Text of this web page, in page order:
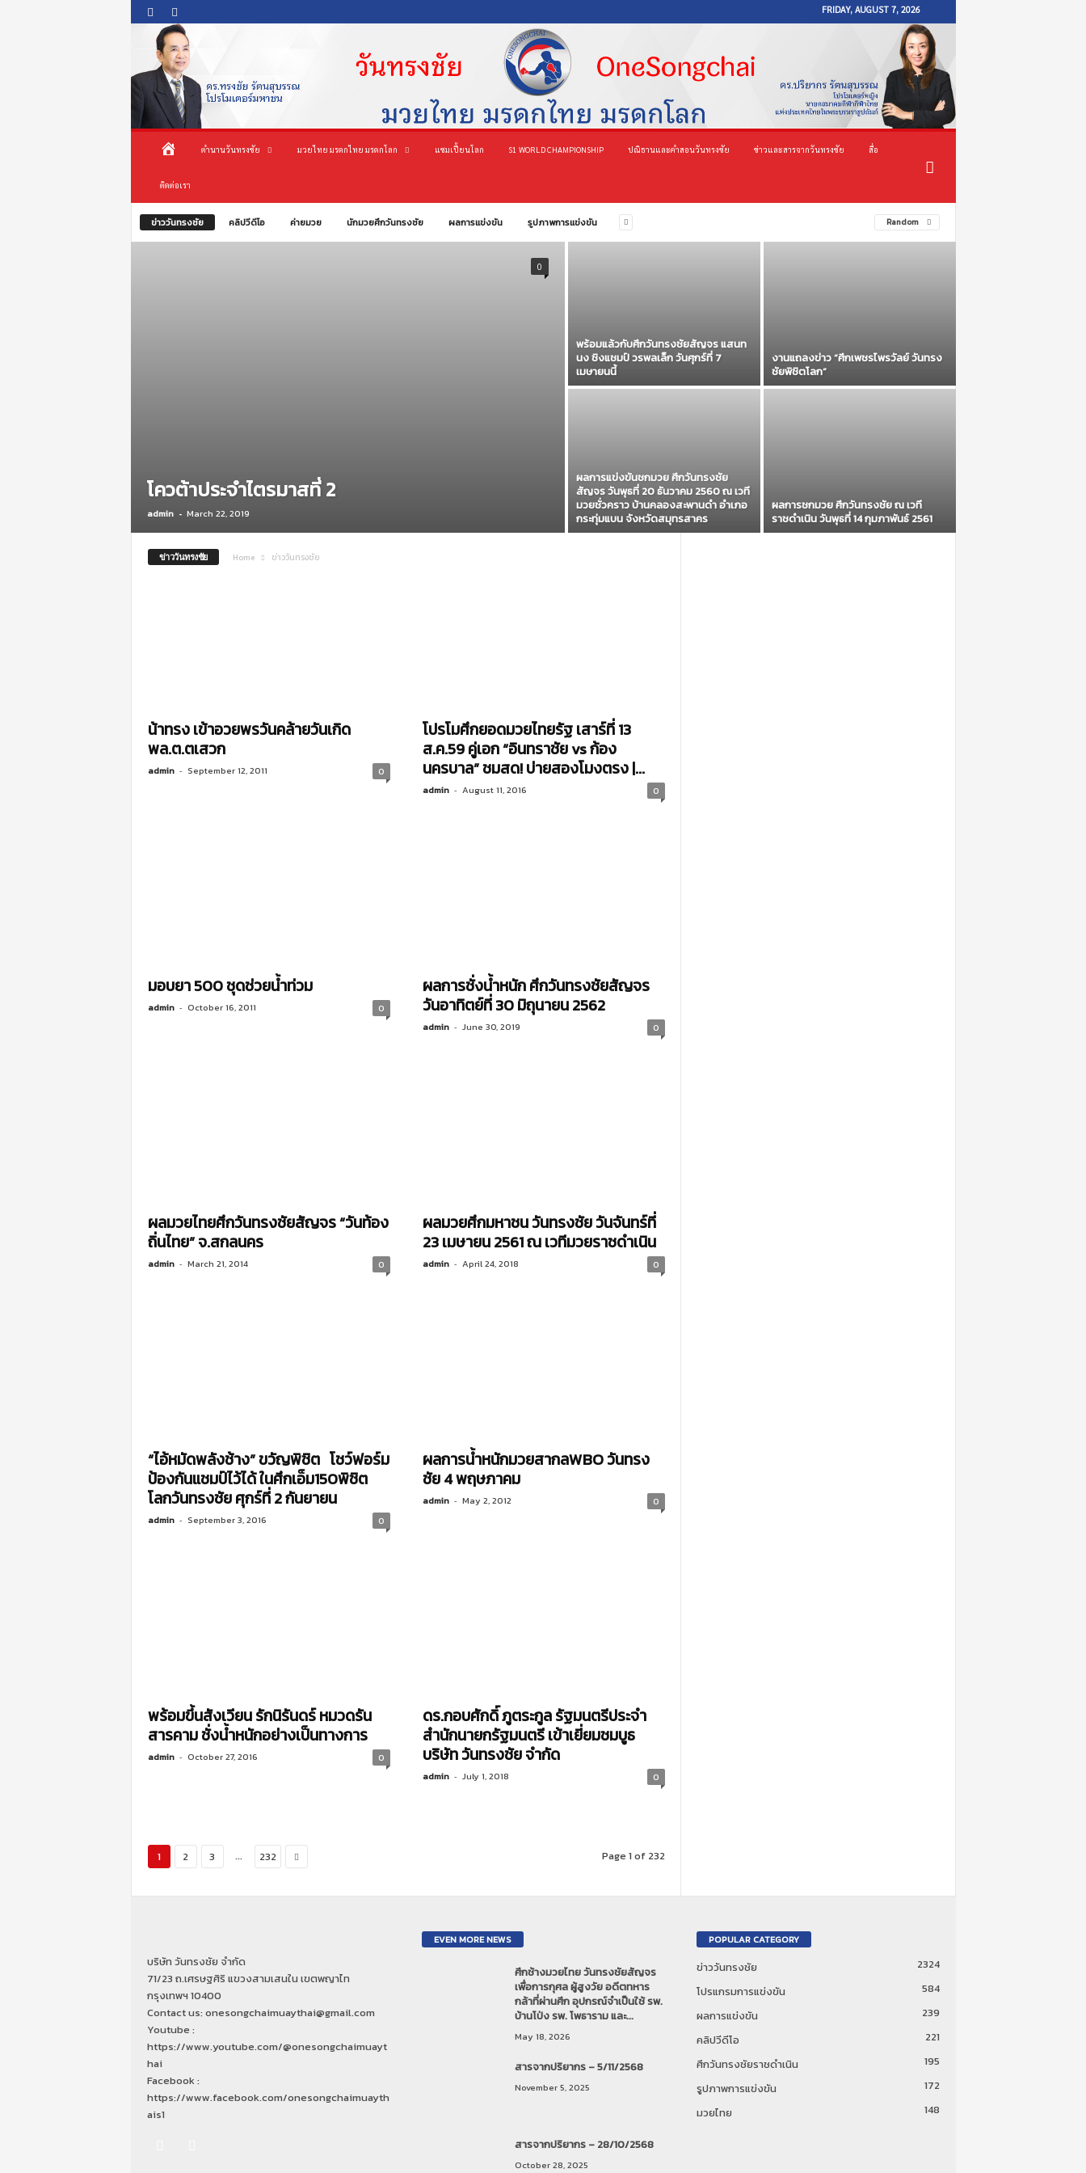
FRIDAY, AUGUST 7, 2026
O
o
น้
า
ตำนานวันทรงชัย มวยไทย มรดกไทย มรดกโลก แชมเปี้ยนโลก S1 WORLD CHAMPIONSHIP ปณิธานและคำสอนวันทรงชัย ข่าวและสารจากวันทรงชัย สื่อ
ติดต่อเรา
ข่าววันทรงชัย คลิปวีดีโอ ค่ายมวย นักมวยศึกวันทรงชัย ผลการแข่งขัน รูปภาพการแข่งขัน Random
โควต้าประจำไตรมาสที่ 2
admin - March 22, 2019
0
พร้อมแล้วกับศึกวันทรงชัยสัญจร แสนท
นง ชิงแชมป์ วรพลเล็ก วันศุกร์ที่ 7
เมษายนนี้
งานแถลงข่าว “ศึกเพชรไพรวัลย์ วันทรง
ชัยพิชิตโลก”
ผลการแข่งขันชกมวย ศึกวันทรงชัย
สัญจร วันพุธที่ 20 ธันวาคม 2560 ณ เวที
มวยชั่วคราว บ้านคลองสะพานดำ อำเภอ
กระทุ่มแบน จังหวัดสมุทรสาคร
ผลการชกมวย ศึกวันทรงชัย ณ เวที
ราชดำเนิน วันพุธที่ 14 กุมภาพันธ์ 2561
ข่าววันทรงชัย Home ข่าววันทรงชัย
น้าทรง เข้าอวยพรวันคล้ายวันเกิด
พล.ต.ตเสวก
admin - September 12, 2011 0
โปรโมศึกยอดมวยไทยรัฐ เสาร์ที่ 13
ส.ค.59 คู่เอก “อินทราชัย vs ก้อง
นครบาล” ชมสด! บ่ายสองโมงตรง |...
admin - August 11, 2016 0
มอบยา 500 ชุดช่วยน้ำท่วม
admin - October 16, 2011 0
ผลการชั่งน้ำหนัก ศึกวันทรงชัยสัญจร
วันอาทิตย์ที่ 30 มิถุนายน 2562
admin - June 30, 2019 0
ผลมวยไทยศึกวันทรงชัยสัญจร “วันท้อง
ถิ่นไทย” จ.สกลนคร‏
admin - March 21, 2014 0
ผลมวยศึกมหาชน วันทรงชัย วันจันทร์ที่
23 เมษายน 2561 ณ เวทีมวยราชดำเนิน
admin - April 24, 2018 0
“ไอ้หมัดพลังช้าง” ขวัญพิชิต โชว์ฟอร์ม
ป้องกันแชมป์ไว้ได้ ในศึกเอ็ม150พิชิต
โลกวันทรงชัย ศุกร์ที่ 2 กันยายน
admin - September 3, 2016 0
ผลการน้ำหนักมวยสากลWBO วันทรง
ชัย 4 พฤษภาคม
admin - May 2, 2012 0
พร้อมขึ้นสังเวียน รักนิรันดร์ หมวดรัน
สารคาม ชั่งน้ำหนักอย่างเป็นทางการ
admin - October 27, 2016 0
ดร.กอบศักดิ์ ภูตระกูล รัฐมนตรีประจำ
สำนักนายกรัฐมนตรี เข้าเยี่ยมชมบูธ
บริษัท วันทรงชัย จำกัด
admin - July 1, 2018 0
1 2 3 ... 232 Page 1 of 232
บริษัท วันทรงชัย จำกัด
71/23 ถ.เศรษฐศิริ แขวงสามเสนใน เขตพญาไท
กรุงเทพฯ 10400
Contact us: onesongchaimuaythai@gmail.com
Youtube :
https://www.youtube.com/@onesongchaimuayt
hai
Facebook :
https://www.facebook.com/onesongchaimuayth
ais1
EVEN MORE NEWS
ศึกช้างมวยไทย วันทรงชัยสัญจร
เพื่อการกุศล ผู้สูงวัย อดีตทหาร
กล้าที่ผ่านศึก อุปกรณ์จำเป็นใช้ รพ.
บ้านโป่ง รพ. โพธาราม และ...
May 18, 2026
สารจากปริยากร – 5/11/2568
November 5, 2025
สารจากปริยากร – 28/10/2568
October 28, 2025
POPULAR CATEGORY
ข่าววันทรงชัย
2324
โปรแกรมการแข่งขัน
584
ผลการแข่งขัน
239
คลิปวีดีโอ
221
ศึกวันทรงชัยราชดำเนิน
195
รูปภาพการแข่งขัน
172
มวยไทย
148